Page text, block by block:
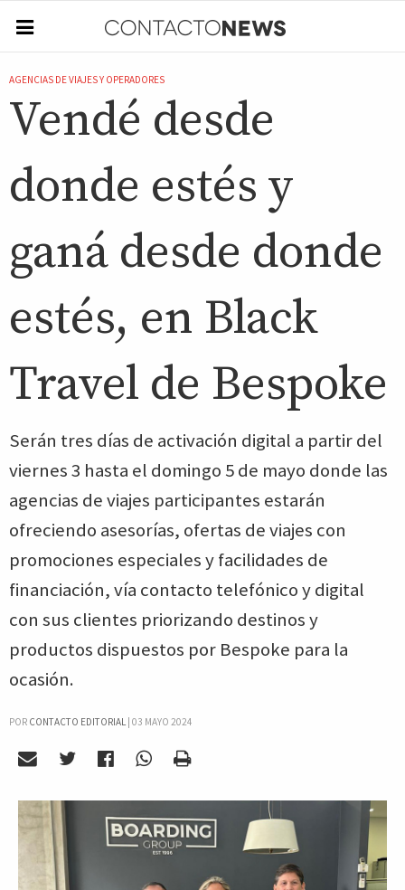
AGENCIAS DE VIAJES Y OPERADORES
Vendé desde
donde estés y
ganá desde donde
estés, en Black
Travel de Bespoke
Serán tres días de activación digital a partir del
viernes 3 hasta el domingo 5 de mayo donde las
agencias de viajes participantes estarán
ofreciendo asesorías, ofertas de viajes con
promociones especiales y facilidades de
financiación, vía contacto telefónico y digital
con sus clientes priorizando destinos y
productos dispuestos por Bespoke para la
ocasión.
POR CONTACTO EDITORIAL| 03 MAYO 2024